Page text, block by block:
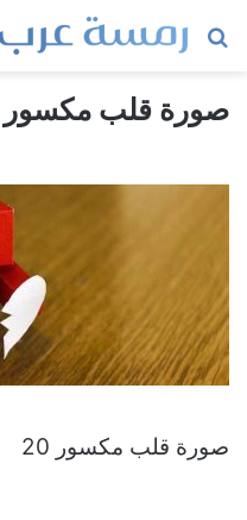
بحث
صورة قلب مكسور 20
صورة قلب مكسور 20